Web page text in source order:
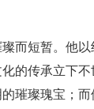
而短暂。他
化的传承立下
璀璨瑰宝；